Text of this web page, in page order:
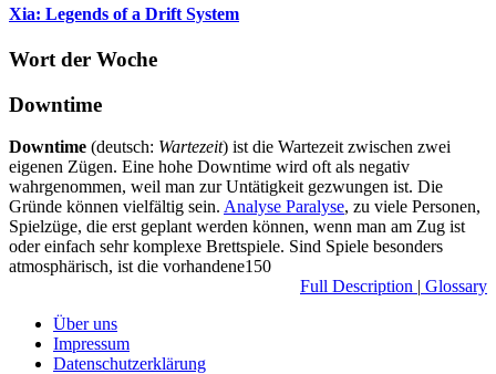
Xia: Legends of a Drift System
Wort der Woche
Downtime
Downtime (deutsch: Wartezeit) ist die Wartezeit zwischen zwei
eigenen Zügen. Eine hohe Downtime wird oft als negativ
wahrgenommen, weil man zur Untätigkeit gezwungen ist. Die
Gründe können vielfältig sein. Analyse Paralyse, zu viele Personen,
Spielzüge, die erst geplant werden können, wenn man am Zug ist
oder einfach sehr komplexe Brettspiele. Sind Spiele besonders
atmosphärisch, ist die vorhandene150
Full Description | Glossary
Über uns
Impressum
Datenschutzerklärung